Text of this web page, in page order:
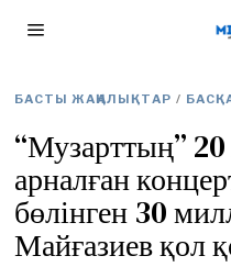
БАСТЫ ЖАҢАЛЫҚТАР /
“Музарттың”
арналған
бөлінген 30
Майғазиев қол